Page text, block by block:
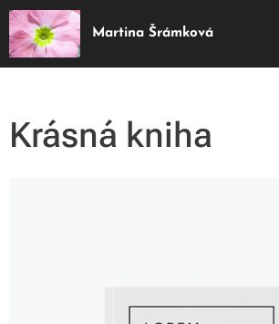
Martina Šrámková
Krásná kniha